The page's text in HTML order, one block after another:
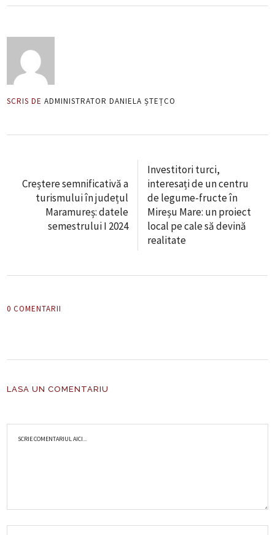
SCRIS DE ADMINISTRATOR DANIELA ȘTEȚCO
Creștere semnificativă a
turismului în județul
Maramureș: datele
semestrului I 2024
Investitori turci,
interesați de un centru
de legume-fructe în
Mireșu Mare: un proiect
local pe cale să devină
realitate
0 COMENTARII
LASA UN COMENTARIU